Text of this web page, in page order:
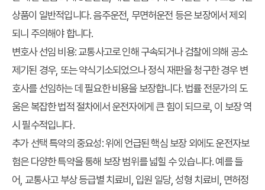
상품이 일반적입니다. 음주운전, 무면허운전 등은 보장에서 제외
되니 주의해야 합니다.
변호사 선임 비용: 교통사고로 인해 구속되거나 검찰에 의해 공소
제기된 경우, 또는 약식기소되었으나 정식 재판을 청구한 경우 변
호사를 선임하는 데 필요한 비용을 보장합니다. 법률 전문가의 도
움은 복잡한 법적 절차에서 운전자에게 큰 힘이 되므로, 이 보장 역
시 필수적입니다.
추가 선택 특약의 중요성: 위에 언급된 핵심 보장 외에도 운전자보
험은 다양한 특약을 통해 보장 범위를 넓힐 수 있습니다. 예를 들
어, 교통사고 부상 등급별 치료비, 입원 일당, 성형 치료비, 면허정